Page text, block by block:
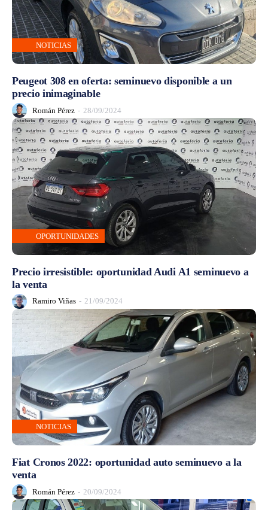
NOTICIAS
Peugeot 308 en oferta: seminuevo disponible a un
precio inimaginable
Román Pérez - 28/09/2024
OPORTUNIDADES
Precio irresistible: oportunidad Audi A1 seminuevo a
la venta
Ramiro Viñas - 21/09/2024
NOTICIAS
Fiat Cronos 2022: oportunidad auto seminuevo a la
venta
Román Pérez - 20/09/2024